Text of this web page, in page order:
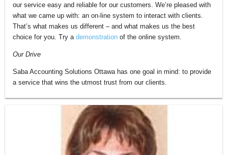
our service easy and reliable for our customers. We’re pleased with
what we came up with: an on-line system to interact with clients.
That’s what makes us different – and what makes us the best
choice for you. Try a demonstration of the online system.
Our Drive
Saba Accounting Solutions Ottawa has one goal in mind: to provide
a service that wins the utmost trust from our clients.